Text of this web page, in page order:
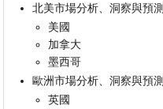
北美市場分析、洞察與預測
美國
加拿大
墨西哥
歐洲市場分析、洞察與預測
英國